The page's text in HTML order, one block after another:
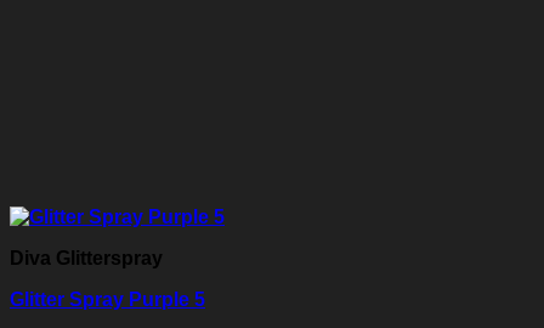
Diva Glitterspray
Glitter Spray Purple 5